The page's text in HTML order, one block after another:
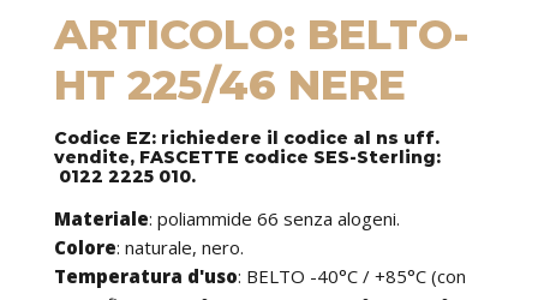
ARTICOLO: BELTO-
HT 225/46 NERE
Codice EZ: richiedere il codice al ns uff.
vendite, FASCETTE codice SES-Sterling:
0122 2225 010.
Materiale: poliammide 66 senza alogeni.
Colore: naturale, nero.
Temperatura d'uso: BELTO -40°C / +85°C (con